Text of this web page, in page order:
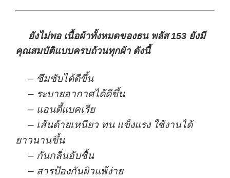
ยังไม่พอ เนื้อผ้าทั้งหมดของธน พลัส 153 ยังมี
คุณสมบัติแบบครบถ้วนทุกผ้า ดังนี้
– ซึมซับได้ดีขึ้น
– ระบายอากาศได้ดีขึ้น
– แอนตี้แบคเรีย
– เส้นด้ายเหนียว ทน แข็งแรง ใช้งานได้
ยาวนานขึ้น
– กันกลิ่นอับชื้น
– สารป้องกันผิวแพ้ง่าย